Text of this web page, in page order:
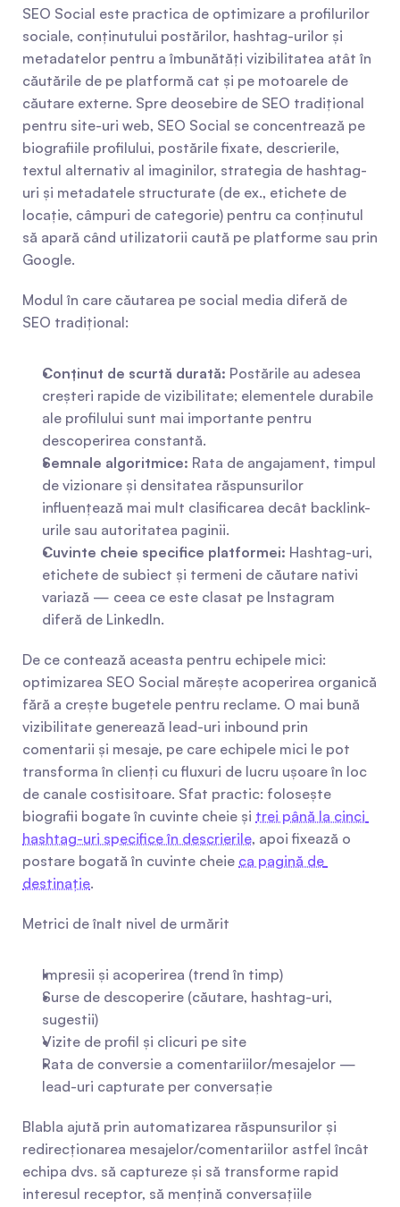
SEO Social este practica de optimizare a profilurilor
sociale, conținutului postărilor, hashtag-urilor și
metadatelor pentru a îmbunătăți vizibilitatea atât în
căutările de pe platformă cat și pe motoarele de
căutare externe. Spre deosebire de SEO tradițional
pentru site-uri web, SEO Social se concentrează pe
biografiile profilului, postările fixate, descrierile,
textul alternativ al imaginilor, strategia de hashtag-
uri și metadatele structurate (de ex., etichete de
locație, câmpuri de categorie) pentru ca conținutul
să apară când utilizatorii caută pe platforme sau prin
Google.
Modul în care căutarea pe social media diferă de
SEO tradițional:
Conținut de scurtă durată: Postările au adesea
creșteri rapide de vizibilitate; elementele durabile
ale profilului sunt mai importante pentru
descoperirea constantă.
Semnale algoritmice: Rata de angajament, timpul
de vizionare și densitatea răspunsurilor
influențează mai mult clasificarea decât backlink-
urile sau autoritatea paginii.
Cuvinte cheie specifice platformei: Hashtag-uri,
etichete de subiect și termeni de căutare nativi
variază — ceea ce este clasat pe Instagram
diferă de LinkedIn.
De ce contează aceasta pentru echipele mici:
optimizarea SEO Social mărește acoperirea organică
fără a crește bugetele pentru reclame. O mai bună
vizibilitate generează lead-uri inbound prin
comentarii și mesaje, pe care echipele mici le pot
transforma în clienți cu fluxuri de lucru ușoare în loc
de canale costisitoare. Sfat practic: folosește
biografii bogate în cuvinte cheie și trei până la cinci
hashtag-uri specifice în descrierile, apoi fixează o
postare bogată în cuvinte cheie ca pagină de
destinație.
Metrici de înalt nivel de urmărit
Impresii și acoperirea (trend în timp)
Surse de descoperire (căutare, hashtag-uri,
sugestii)
Vizite de profil și clicuri pe site
Rata de conversie a comentariilor/mesajelor —
lead-uri capturate per conversație
Blabla ajută prin automatizarea răspunsurilor și
redirecționarea mesajelor/comentariilor astfel încât
echipa dvs. să captureze și să transforme rapid
interesul receptor, să mențină conversațiile